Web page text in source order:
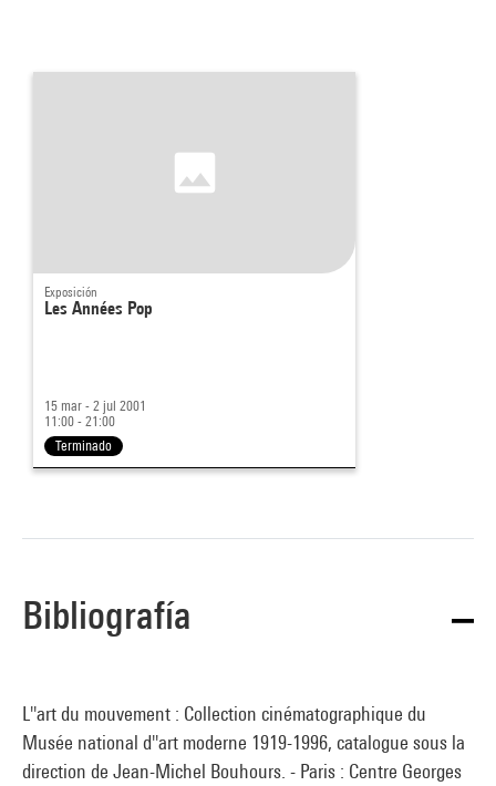
Exposición
Les Années Pop
15 mar - 2 jul 2001
11:00 - 21:00
Terminado
Bibliografía
L''art du mouvement : Collection cinématographique du
Musée national d''art moderne 1919-1996, catalogue sous la
direction de Jean-Michel Bouhours. - Paris : Centre Georges